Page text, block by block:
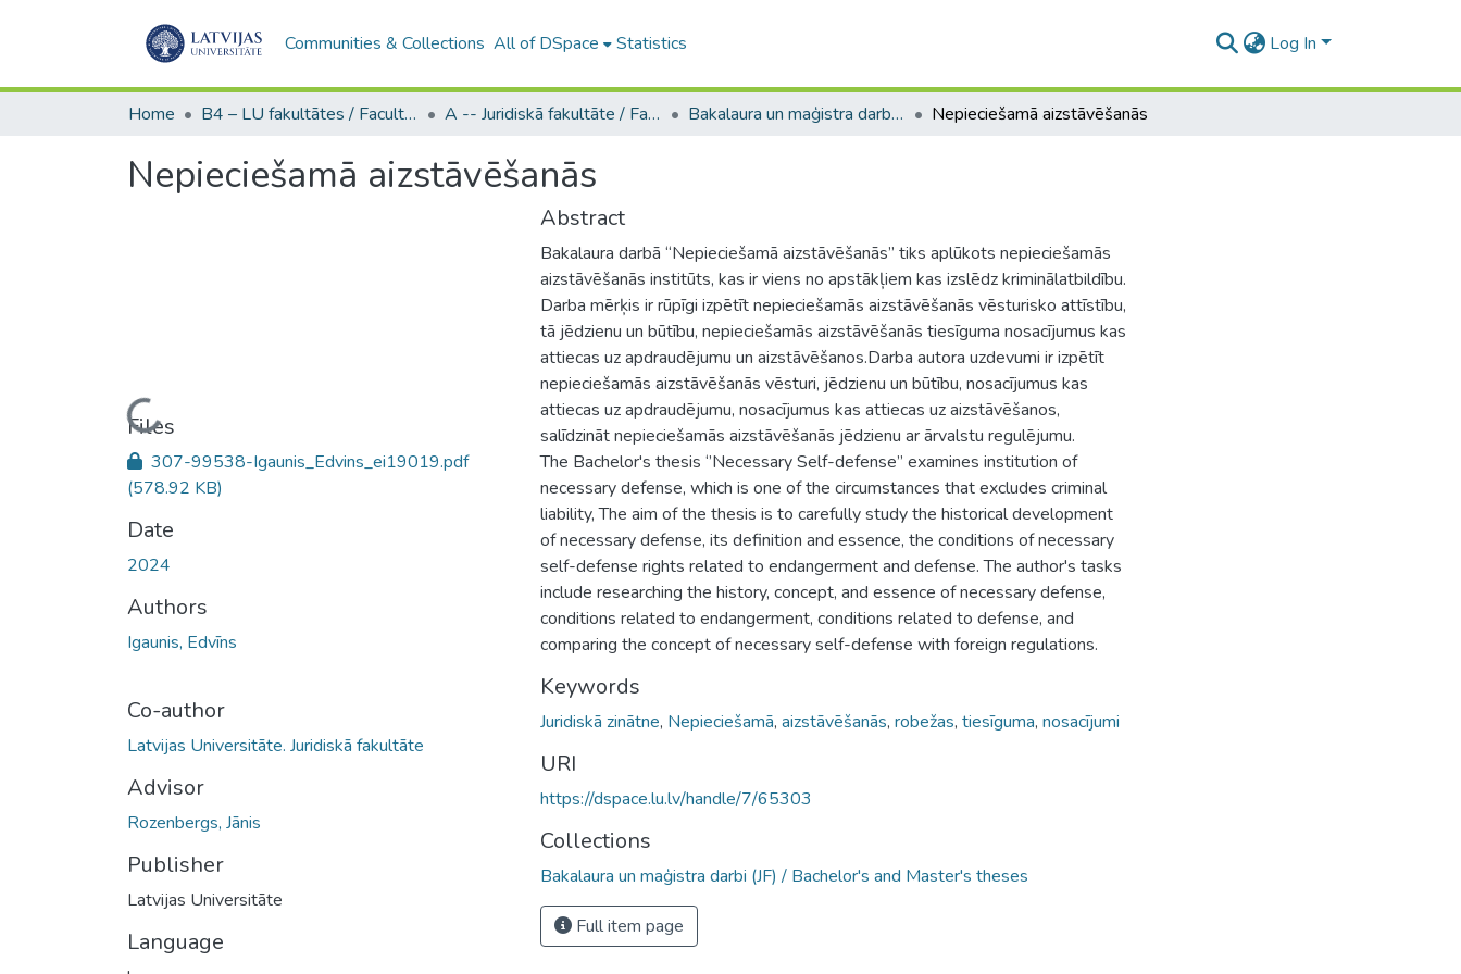
Communities & Collections All of DSpace Statistics Log In
Home B4 – LU fakultātes / Faculties of the UL A -- Juridiskā fakultāte / Faculty of Law Bakalaura un maģistra darbi (JF) / Bachelor's and Master's theses Nepieciešamā aizstāvēšanās
Nepieciešamā aizstāvēšanās
Loading...
Files
307-99538-Igaunis_Edvins_ei19019.pdf
(578.92 KB)
Date
2024
Authors
Igaunis, Edvīns
Co-author
Latvijas Universitāte. Juridiskā fakultāte
Advisor
Rozenbergs, Jānis
Publisher
Latvijas Universitāte
Language
Abstract
Bakalaura darbā “Nepieciešamā aizstāvēšanās” tiks aplūkots nepieciešamās
aizstāvēšanās institūts, kas ir viens no apstākļiem kas izslēdz kriminālatbildību.
Darba mērķis ir rūpīgi izpētīt nepieciešamās aizstāvēšanās vēsturisko attīstību,
tā jēdzienu un būtību, nepieciešamās aizstāvēšanās tiesīguma nosacījumus kas
attiecas uz apdraudējumu un aizstāvēšanos.Darba autora uzdevumi ir izpētīt
nepieciešamās aizstāvēšanās vēsturi, jēdzienu un būtību, nosacījumus kas
attiecas uz apdraudējumu, nosacījumus kas attiecas uz aizstāvēšanos,
salīdzināt nepieciešamās aizstāvēšanās jēdzienu ar ārvalstu regulējumu.
The Bachelor's thesis ‘’Necessary Self-defense’’ examines institution of
necessary defense, which is one of the circumstances that excludes criminal
liability, The aim of the thesis is to carefully study the historical development
of necessary defense, its definition and essence, the conditions of necessary
self-defense rights related to endangerment and defense. The author's tasks
include researching the history, concept, and essence of necessary defense,
conditions related to endangerment, conditions related to defense, and
comparing the concept of necessary self-defense with foreign regulations.
Keywords
Juridiskā zinātne, Nepieciešamā, aizstāvēšanās, robežas, tiesīguma, nosacījumi
URI
https://dspace.lu.lv/handle/7/65303
Collections
Bakalaura un maģistra darbi (JF) / Bachelor's and Master's theses
Full item page